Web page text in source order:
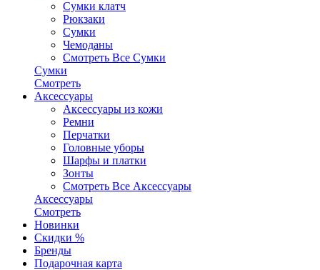
Сумки клатч
Рюкзаки
Сумки
Чемоданы
Смотреть Все Сумки
Сумки
Смотреть
Аксессуары
Аксессуары из кожи
Ремни
Перчатки
Головные уборы
Шарфы и платки
Зонты
Смотреть Все Аксессуары
Аксессуары
Смотреть
Новинки
Скидки %
Бренды
Подарочная карта